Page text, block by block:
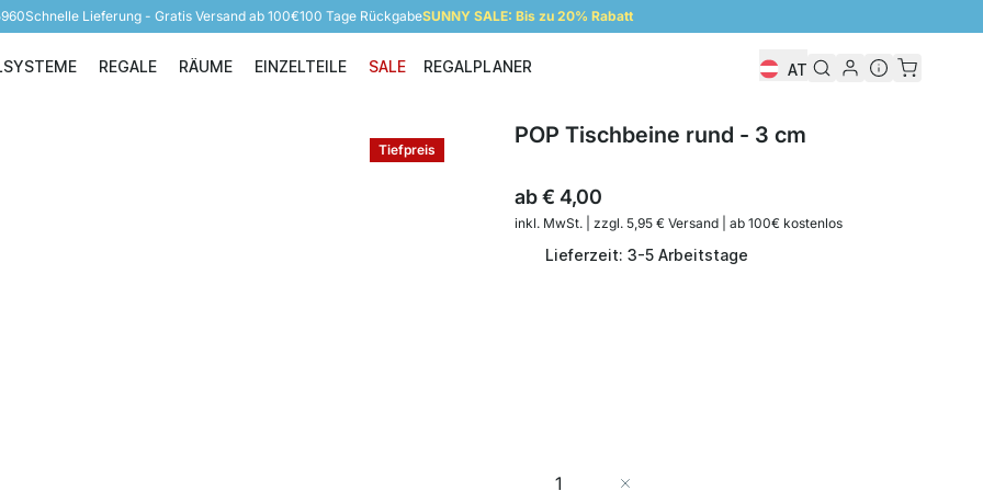
Schnelle Lieferung - Gratis Versand ab 100€100 Tage RückgabeSUNNY SALE: Bis zu 20% Rabatt
Regalsysteme
REGALE
Regale
RÄUME
Räume
EINZELTEILE
Einzelteile
SALE REGALPLANER AT
Tiefpreis
POP Tischbeine rund - 3 cm
ab€ 4,00
inkl. MwSt. | zzgl. 5,95 € Versand | ab 100€ kostenlos
Lieferzeit: 3-5 Arbeitstage
Menge